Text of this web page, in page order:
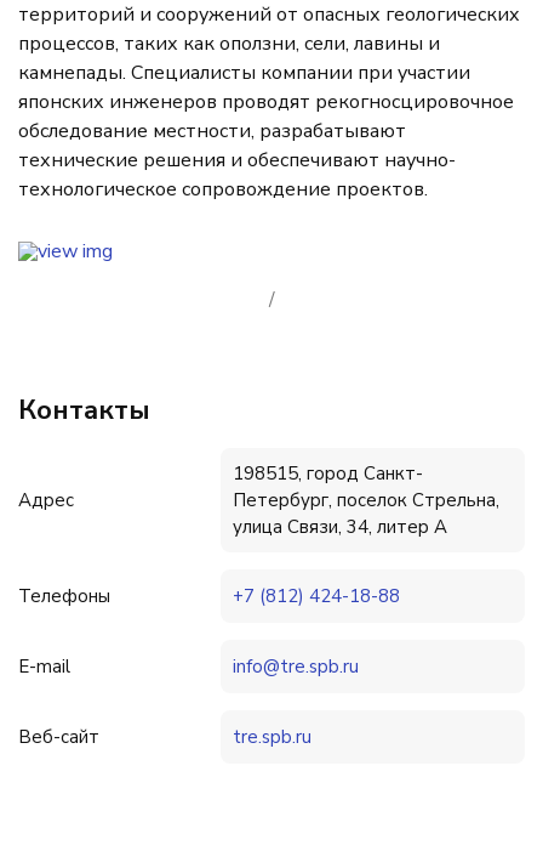
территорий и сооружений от опасных геологических
процессов, таких как оползни, сели, лавины и
камнепады. Специалисты компании при участии
японских инженеров проводят рекогносцировочное
обследование местности, разрабатывают
технические решения и обеспечивают научно-
технологическое сопровождение проектов.
/
Контакты
Адрес
198515, город Санкт-
Петербург, поселок Стрельна,
улица Связи, 34, литер А
Телефоны +7 (812) 424-18-88
E-mail info@tre.spb.ru
Веб-сайт tre.spb.ru